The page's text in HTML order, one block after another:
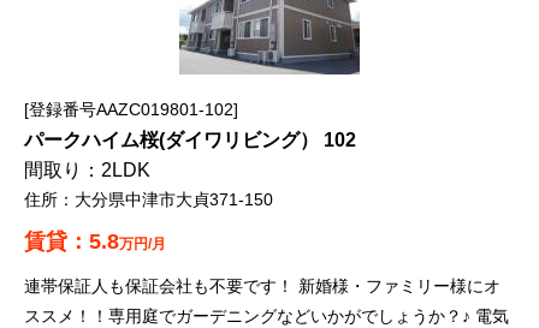
登録番号AAZC019801-102
パークハイム桜(ダイワリビング） 102
2LDK
大分県中津市大貞371-150
5.8万円/月
連帯保証人も保証会社も不要です！ 新婚様・ファミリー様にオ
ススメ！！専用庭でガーデニングなどいかがでしょうか？♪ 電気